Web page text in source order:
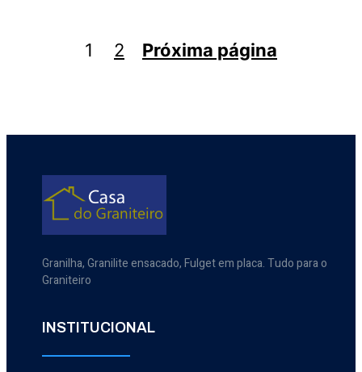
1 2 Próxima página
Granilha, Granilite ensacado, Fulget em placa. Tudo para o
Graniteiro
INSTITUCIONAL